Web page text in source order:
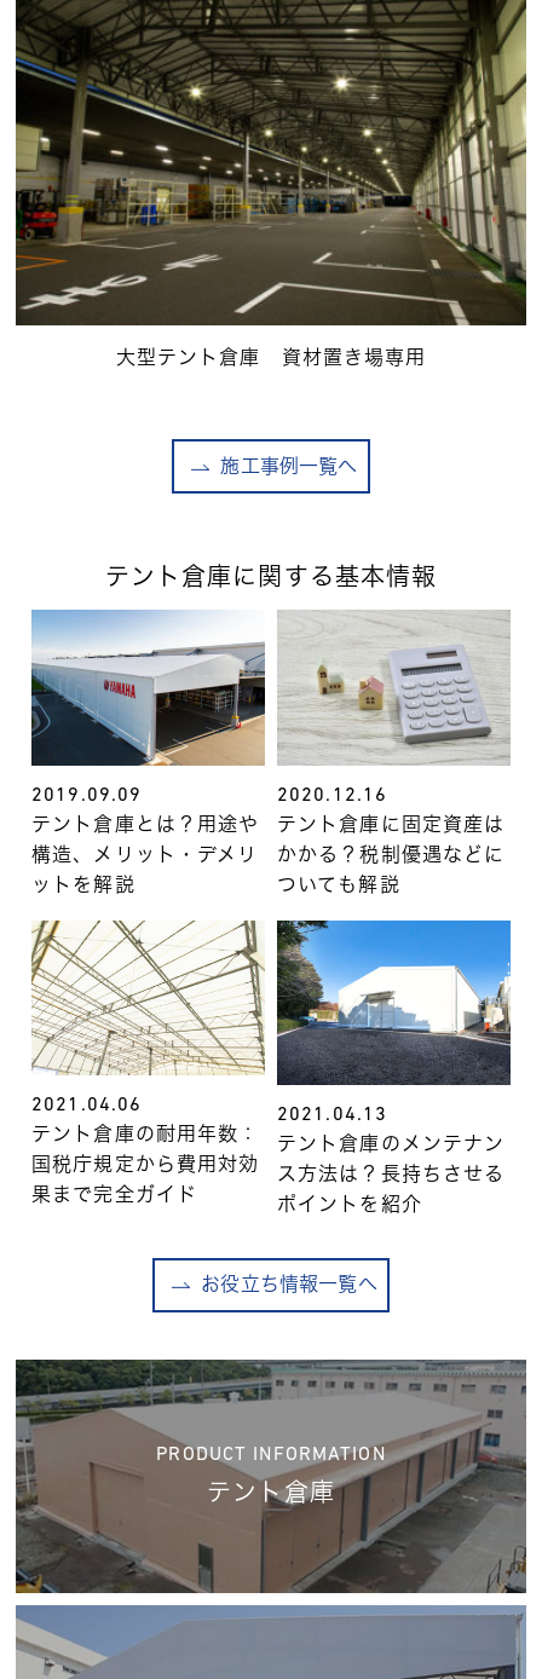
大型テント倉庫 資材置き場専用
施工事例一覧へ
テント倉庫に関する基本情報
2019.09.09
テント倉庫とは？用途や
構造、メリット・デメリ
ットを解説
2020.12.16
テント倉庫に固定資産は
かかる？税制優遇などに
ついても解説
2021.04.06
テント倉庫の耐用年数：
国税庁規定から費用対効
果まで完全ガイド
2021.04.13
テント倉庫のメンテナン
ス方法は？長持ちさせる
ポイントを紹介
お役立ち情報一覧へ
PRODUCT INFORMATION
テント倉庫